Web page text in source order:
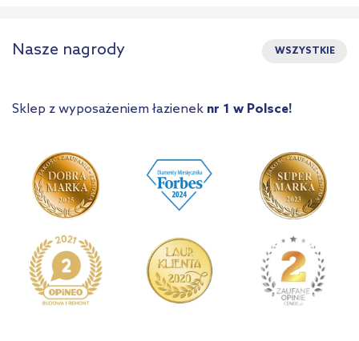
Nasze nagrody WSZYSTKIE
Sklep z wyposażeniem łazienek nr 1 w Polsce!